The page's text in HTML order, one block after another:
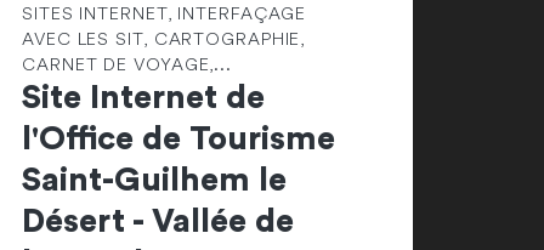
SITES INTERNET, INTERFAÇAGE
AVEC LES SIT, CARTOGRAPHIE,
CARNET DE VOYAGE,...
Site Internet de
l'Office de Tourisme
Saint-Guilhem le
Désert - Vallée de